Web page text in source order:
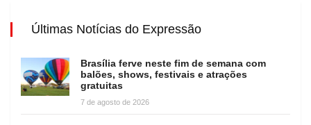
Últimas Notícias do Expressão
Brasília ferve neste fim de semana com
balões, shows, festivais e atrações
gratuitas
7 de agosto de 2026